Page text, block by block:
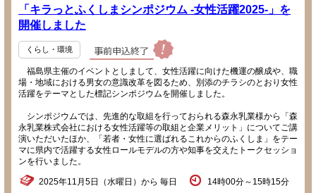
「キラっとふくしまシンポジウム -女性活躍2025-」を
開催しました
くらし・環境
福島県主催のイベントとしまして、女性活躍に向けた機運の醸成や、職
場・地域における男女の意識改革を図るため、別添のチラシのとおり女性
活躍をテーマとした標記シンポジウムを開催しました。
シンポジウムでは、先進的な取組を行っておられる森永乳業様から「森
永乳業株式会社における女性活躍等の取組と企業メリット」についてご講
演いただいたほか、「若者・女性に選ばれるこれからのふくしま」をテー
マに県内で活躍する女性ロールモデルの方や知事を交えたトークセッショ
ンを行いました。
2025年11月5日（水曜日）から 毎日 14時00分～15時15分